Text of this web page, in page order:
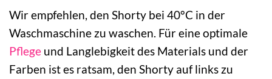
Wir empfehlen, den Shorty bei 40°C in der
Waschmaschine zu waschen. Für eine optimale
Pflege und Langlebigkeit des Materials und der
Farben ist es ratsam, den Shorty auf links zu